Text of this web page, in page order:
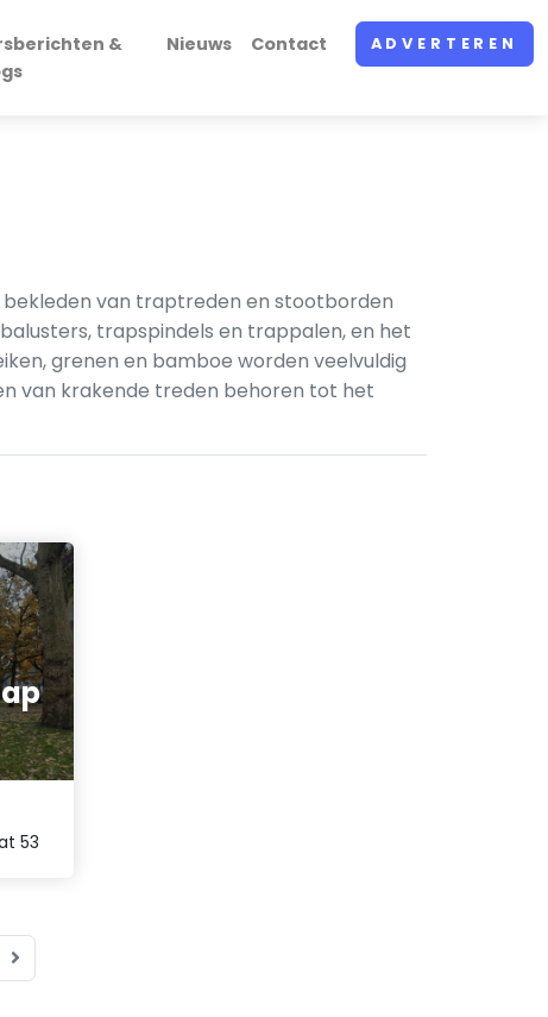
&
Nieuws Contact ADVERTEREN
van traptreden en stootborden
trapspindels en trappalen, en het
grenen en bamboe worden veelvuldig
van krakende treden behoren tot het
53